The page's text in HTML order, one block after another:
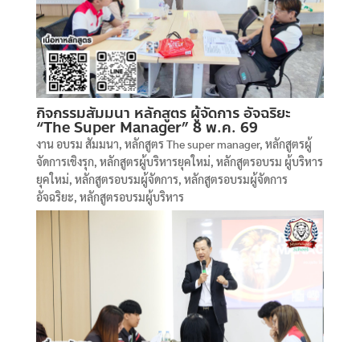
กิจกรรมสัมมนา หลักสูตร ผู้จัดการ อัจฉริยะ
“The Super Manager” 8 พ.ค. 69
งาน อบรม สัมมนา, หลักสูตร The super manager, หลักสูตรผู้
จัดการเชิงรุก, หลักสูตรผู้บริหารยุคใหม่, หลักสูตรอบรม ผู้บริหาร
ยุคใหม่, หลักสูตรอบรมผู้จัดการ, หลักสูตรอบรมผู้จัดการ
อัจฉริยะ, หลักสูตรอบรมผู้บริหาร